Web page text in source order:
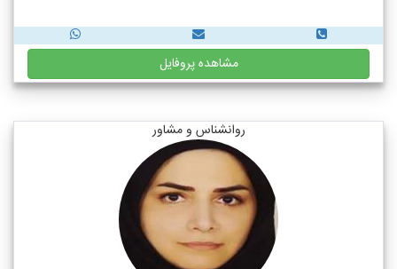
مشاهده پروفایل
روانشناس و مشاور